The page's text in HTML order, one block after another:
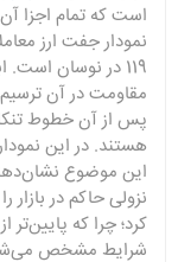
است که تمام اجزا
119 در نوسان
مقاومت در آن
پس از آن خطوط
هستند. در این
این موضوع
نزولی حاکم در
کرد؛ چرا که پایین‌تر
شرایط مشخص می‌شود